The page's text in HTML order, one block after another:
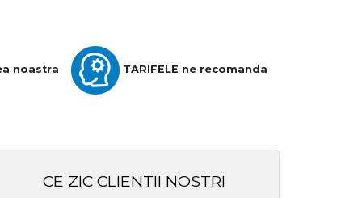
noastra TARIFELE ne recomanda
CE ZIC CLIENTII NOSTRI